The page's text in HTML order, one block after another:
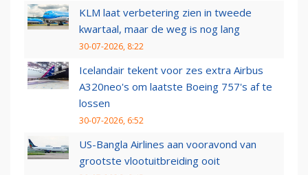
KLM laat verbetering zien in tweede
kwartaal, maar de weg is nog lang
30-07-2026, 8:22
Icelandair tekent voor zes extra Airbus
A320neo's om laatste Boeing 757's af te
lossen
30-07-2026, 6:52
US-Bangla Airlines aan vooravond van
grootste vlootuitbreiding ooit